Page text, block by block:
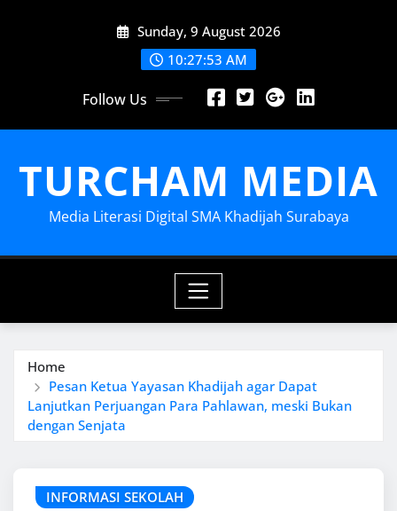
Sunday, 9 August 2026
10:27:55 AM
Follow Us
TURCHAM MEDIA
Media Literasi Digital SMA Khadijah Surabaya
Home
Pesan Ketua Yayasan Khadijah agar Dapat
Lanjutkan Perjuangan Para Pahlawan, meski Bukan
dengan Senjata
INFORMASI SEKOLAH